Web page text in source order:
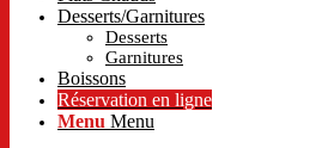
Desserts/Garnitures
Desserts
Garnitures
Boissons
Réservation en ligne
Menu Menu